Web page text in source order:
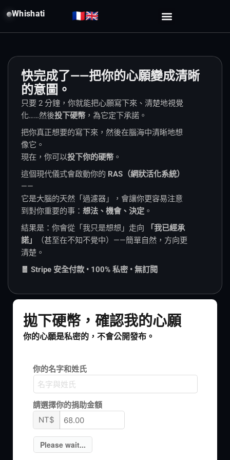
Whishati 🇫🇷🇬🇧
快完成了——把你的心願變成清晰
的意圖。
只要 2 分鐘，你就能把心願寫下來、清楚地視覺
化……然後投下硬幣，為它定下承諾。
把你真正想要的寫下來，然後在腦海中清晰地想
像它。
現在，你可以投下你的硬幣。
這個現代儀式會啟動你的 RAS（網狀活化系統）
——
它是大腦的天然「過濾器」，會讓你更容易注意
到對你重要的事： 想法、機會、決定 。
結果是：你會從「我只是想想」走向
「我已經承
諾」
（甚至在不知不覺中）——簡單自然，方向更
清楚。
🧧 Stripe 安全付款 • 100% 私密 • 無訂閱
拋下硬幣，確認我的心願
你的心願是私密的，不會公開發布。
你的名字和姓氏
請選擇你的捐助金額
NT$
Please wait...